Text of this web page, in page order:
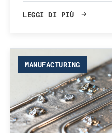
LEGGI DI PIÙ
MANUFACTURING